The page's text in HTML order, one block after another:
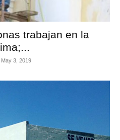
trabajan en la
May 3, 2019